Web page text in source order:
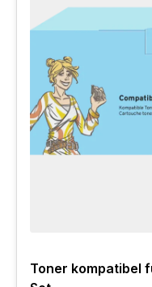
Toner kompatibel